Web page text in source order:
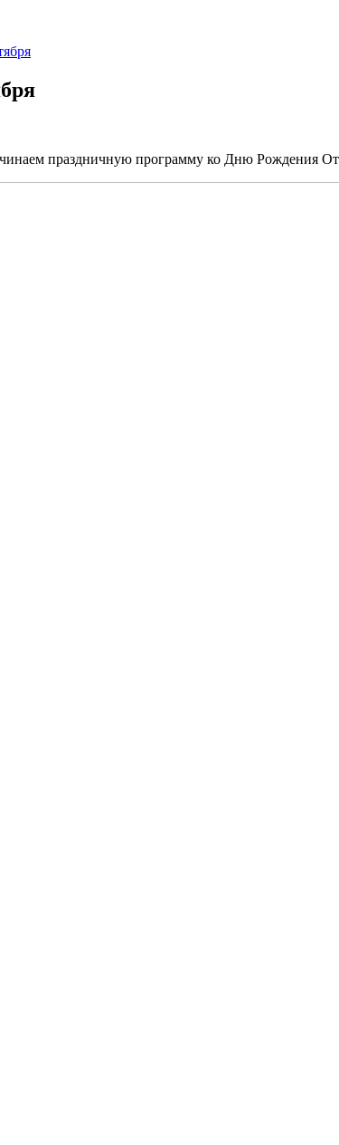
праздничную программу ко Дню Рождения